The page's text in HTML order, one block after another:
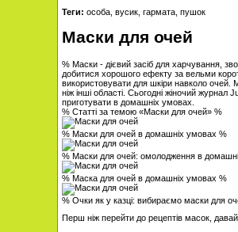
Теги: особа, вусик, гармата, пушок
Маски для очей
% Маски - дієвий засіб для харчування,
добитися хорошого ефекту за вельми
використовувати для шкіри навколо очей.
ніж інші області. Сьогодні жіночий
приготувати в домашніх умовах.
% Статті за темою «Маски для очей» %
% Маски для очей в домашніх умовах %
% Маски для очей: омолодження в
% Маска для очей в домашніх умовах %
% Очки як у казці: вибираємо маски для
Перш ніж перейти до рецептів масок,